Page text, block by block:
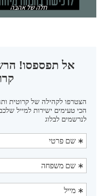
חלה של אהבה